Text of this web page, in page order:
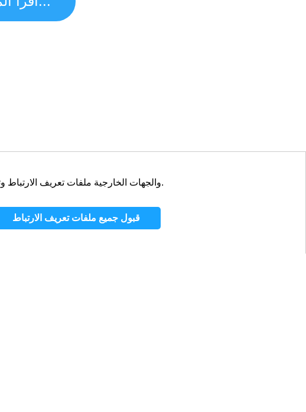
تستخدم appscorporation.com والجهات الخارجية ملفات تعريف الارتباط وتقنيات مماثلة على جهازك بشكل أساسي للتتبع والاستهداف.
قبول جميع ملفات تعريف الارتباط